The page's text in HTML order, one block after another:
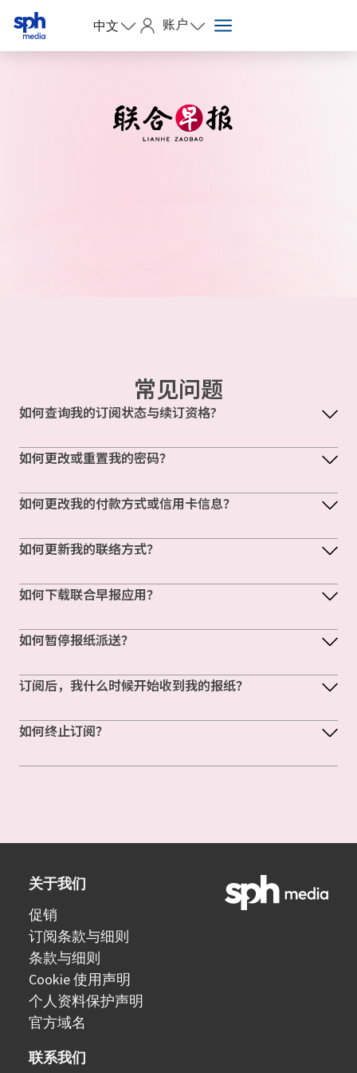
中文 账户
常见问题
如何查询我的订阅状态与续订资格?
如何更改或重置我的密码？
如何更改我的付款方式或信用卡信息？
如何更新我的联络方式？
如何下载联合早报应用？
如何暂停报纸派送？
订阅后，我什么时候开始收到我的报纸？
如何终止订阅？
关于我们
促销
订阅条款与细则
条款与细则
Cookie 使用声明
个人资料保护声明
官方域名
联系我们